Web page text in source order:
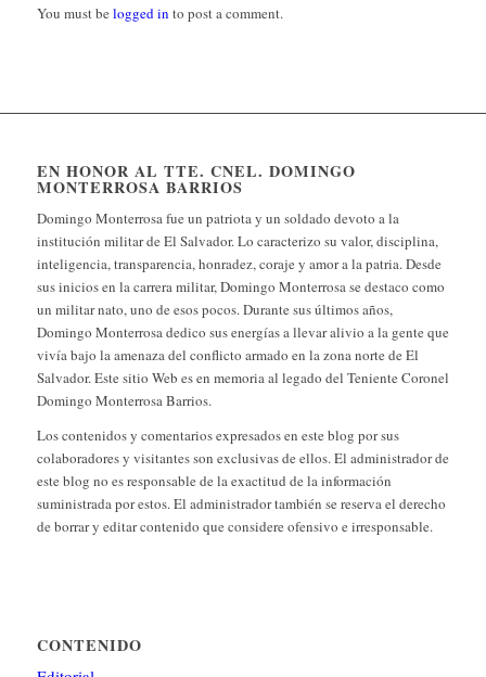
You must be logged in to post a comment.
EN HONOR AL TTE. CNEL. DOMINGO
MONTERROSA BARRIOS
Domingo Monterrosa fue un patriota y un soldado devoto a la
institución militar de El Salvador. Lo caracterizo su valor, disciplina,
inteligencia, transparencia, honradez, coraje y amor a la patria. Desde
sus inicios en la carrera militar, Domingo Monterrosa se destaco como
un militar nato, uno de esos pocos. Durante sus últimos años,
Domingo Monterrosa dedico sus energías a llevar alivio a la gente que
vivía bajo la amenaza del conflicto armado en la zona norte de El
Salvador. Este sitio Web es en memoria al legado del Teniente Coronel
Domingo Monterrosa Barrios.
Los contenidos y comentarios expresados en este blog por sus
colaboradores y visitantes son exclusivas de ellos. El administrador de
este blog no es responsable de la exactitud de la información
suministrada por estos. El administrador también se reserva el derecho
de borrar y editar contenido que considere ofensivo e irresponsable.
CONTENIDO